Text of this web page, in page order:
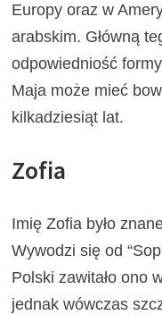
Europy oraz w
arabskim. Główną
odpowiedniość
Maja może mieć
kilkadziesiąt lat.
Zofia
Imię Zofia było
Wywodzi się od
Polski zawitało ono
jednak wówczas